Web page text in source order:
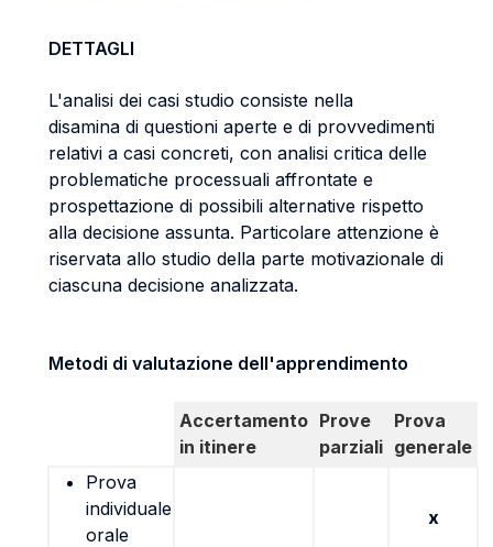
DETTAGLI
L'analisi dei casi studio consiste nella
disamina di questioni aperte e di provvedimenti
relativi a casi concreti, con analisi critica delle
problematiche processuali affrontate e
prospettazione di possibili alternative rispetto
alla decisione assunta. Particolare attenzione è
riservata allo studio della parte motivazionale di
ciascuna decisione analizzata.
Metodi di valutazione dell'apprendimento
Accertamento
in itinere
Prove
parziali
Prova
generale
Prova
individuale
orale
x